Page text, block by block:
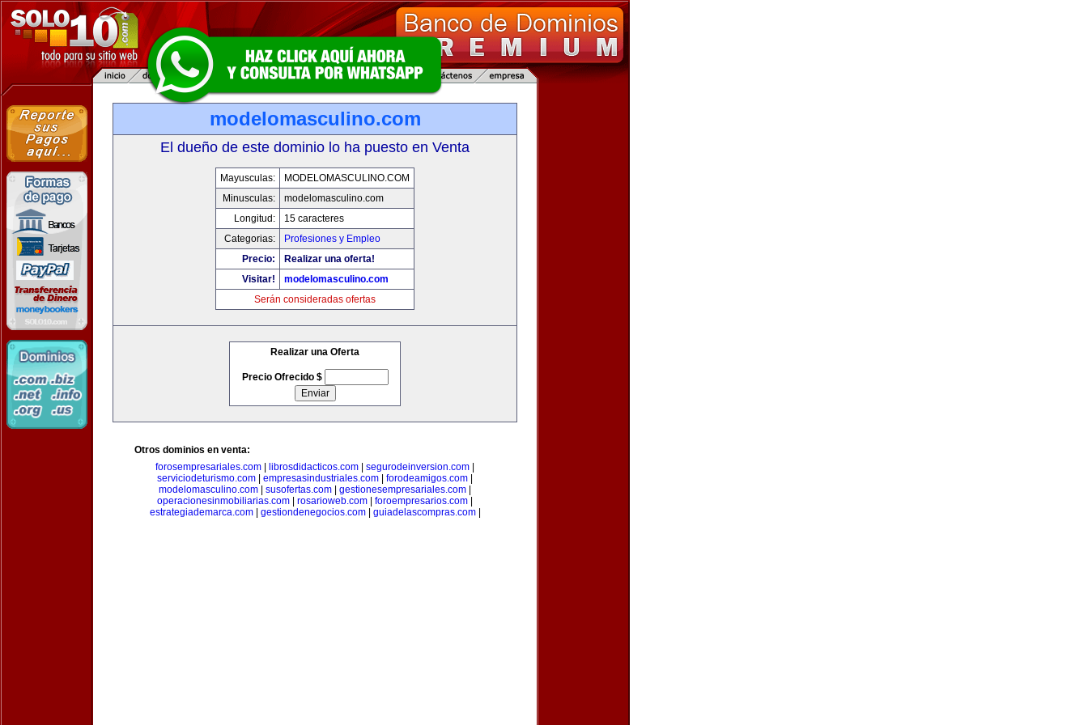
modelomasculino.com
El dueño de este dominio lo ha puesto en Venta
Mayusculas:
MODELOMASCULINO.COM
Minusculas:
modelomasculino.com
Longitud:
15 caracteres
Categorias:
Profesiones y Empleo
Precio:
Realizar una oferta!
Visitar!
modelomasculino.com
Serán consideradas ofertas
Realizar una Oferta
Precio Ofrecido $
Otros dominios en venta:
forosempresariales.com
librosdidacticos.com segurodeinversion.com
serviciodeturismo.com
empresasindustriales.com forodeamigos.com
modelomasculino.com
susofertas.com gestionesempresariales.com
operacionesinmobiliarias.com
rosarioweb.com foroempresarios.com
estrategiademarca.com| gestiondenegocios.com| guiadelascompras.com|